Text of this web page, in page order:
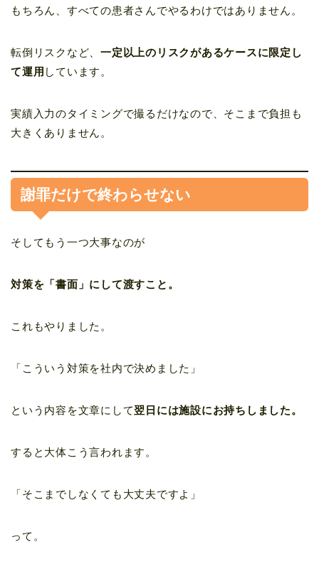
もちろん、すべての患者さんでやるわけではありません。
転倒リスクなど、一定以上のリスクがあるケースに限定し
て運用 しています。
実績入力のタイミングで撮るだけなので、そこまで負担も
大きくありません。
謝罪だけで終わらせない
そしてもう一つ大事なのが
対策を「書面」にして渡すこと。
これもやりました。
「こういう対策を社内で決めました」
という内容を文章にして翌日には施設にお持ちしました。
すると大体こう言われます。
「そこまでしなくても大丈夫ですよ」
って。